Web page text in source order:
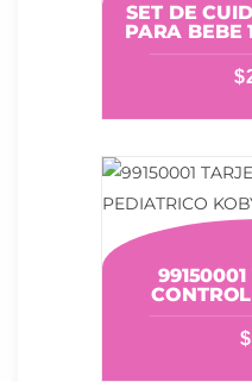
SET DE
PARA BEBE
$
99150001
$